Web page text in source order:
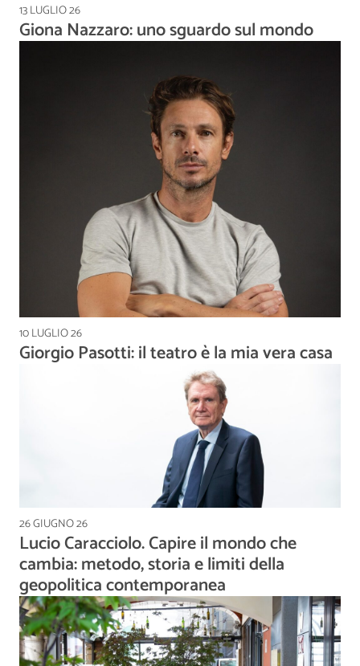
13 LUGLIO 26
Giona Nazzaro: uno sguardo sul mondo
10 LUGLIO 26
Giorgio Pasotti: il teatro è la mia vera casa
26 GIUGNO 26
Lucio Caracciolo. Capire il mondo che
cambia: metodo, storia e limiti della
geopolitica contemporanea